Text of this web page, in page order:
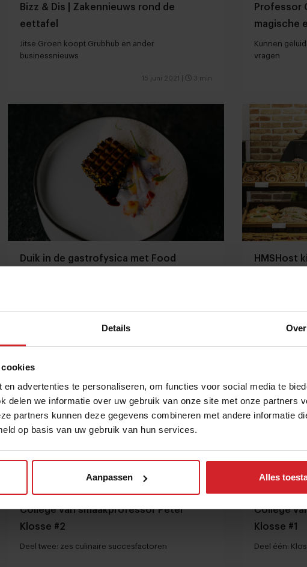
Details Over
advertenties te personaliseren, om functies voor social media te
delen we informatie over uw gebruik van onze site met onze partners
partners kunnen deze gegevens combineren met andere informatie
op basis van uw gebruik van hun services.
Aanpassen Alles
Bizz & Dis | Zakennieuws rond de
eettafel
Jitse Groen koopt Grubhub en ander
businessnieuws
15 juni 2021 3 min
Professor
magische
Kunnen
vragen
Duik in de gastrofysica met Food
HMSHost
College van smaakprofessor Peter
Klosse #2
Deel twee: zes culinaire succesfactoren
College
Klosse #1
Deel één: